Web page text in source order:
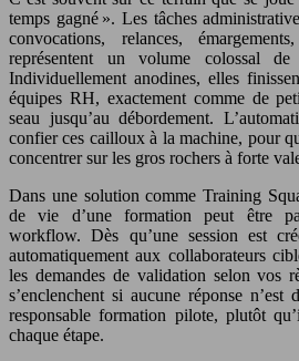
temps gagné ». Les tâches
convocations, relances,
représentent un volume colossal de
Individuellement anodines, elles
équipes RH, exactement comme de
seau jusqu’au débordement.
confier ces cailloux à la machine, pour
concentrer sur les gros rochers à forte
Dans une solution comme Training
de vie d’une formation peut être
workflow. Dès qu’une session est
automatiquement aux collaborateurs
les demandes de validation selon vos
s’enclenchent si aucune réponse
responsable formation pilote, plutôt
chaque étape.